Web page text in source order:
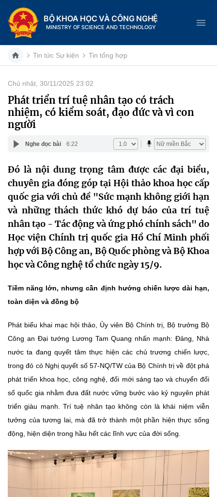
BỘ KHOA HỌC VÀ CÔNG NGHỆ
MINISTRY OF SCIENCE AND TECHNOLOGY
Danh mục
Trang chủ
Cơ cấu tổ chức
Lịch sử phát triển
Sở Khoa học và Công nghệ
Khoa học và Công nghệ
Đổi mới sáng tạo
Chuyển đổi số
Bưu chính, Viễn thông
Tiêu chuẩn, đo lường, chất lượng
Năng lượng nguyên tử
Tin tổng hợp
Dịch vụ công
Hệ thống văn bản
Văn bản QPPL
Văn bản chỉ đạo điều hành
MST IOFFICE
THỐNG KÊ
Đổi mới sáng tạo
Chuyển đổi số
Bưu chính, Viễn thông
Sở hữu trí tuệ
Tiêu chuẩn, đo lường, chất lượng
Năng lượng nguyên tử
Multimedia
THƯ ĐIỆN TỬ
Videos
Infographic
Ảnh
Voice
Nhiệm vụ trọng tâm
Chọn ngôn ngữ
Vietnamese English
Tin tức Sự kiện Tin tổng hợp
Chủ nhật, 30/11/2025 23:02
Phát triển trí tuệ nhân tạo có trách
nhiệm, có kiểm soát, đạo đức và vì con
người
Nghe đọc bài 6:22
Đó là nội dung trọng tâm được các đại biểu,
chuyên gia đóng góp tại Hội thảo khoa học cấp
quốc gia với chủ đề "Sức mạnh không giới hạn
và những thách thức khó dự báo của trí tuệ
nhân tạo - Tác động và ứng phó chính sách" do
Học viện Chính trị quốc gia Hồ Chí Minh phối
hợp với Bộ Công an, Bộ Quốc phòng và Bộ Khoa
học và Công nghệ tổ chức ngày 15/9.
Tiềm năng lớn, nhưng cần định hướng chiến lược dài hạn,
toàn diện và đồng bộ
Phát biểu khai mạc hội thảo, Ủy viên Bộ Chính trị, Bộ trưởng Bộ
Công an Đại tướng Lương Tam Quang nhấn mạnh: Đảng, Nhà
nước ta đang quyết tâm thực hiện các chủ trương chiến lược,
trong đó có Nghị quyết số 57-NQ/TW của Bộ Chính trị về đột phá
phát triển khoa học, công nghệ, đổi mới sáng tạo và chuyển đổi
số quốc gia nhằm đưa đất nước vững bước vào kỷ nguyên phát
triển giàu mạnh. Trí tuệ nhân tạo không còn là khái niệm viễn
tưởng của tương lai, mà đã trở thành một phần hiện thực sống
động, hiện diện trong hầu hết các lĩnh vực của đời sống.